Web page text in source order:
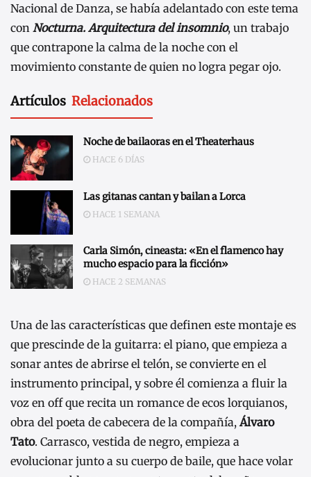
Nacional de Danza, se había adelantado con este tema
con Nocturna. Arquitectura del insomnio, un trabajo
que contrapone la calma de la noche con el
movimiento constante de quien no logra pegar ojo.
Artículos Relacionados
Noche de bailaoras en el Theaterhaus
HACE 6 DÍAS
Las gitanas cantan y bailan a Lorca
HACE 1 SEMANA
Carla Simón, cineasta: «En el flamenco hay
mucho espacio para la ficción»
HACE 2 SEMANAS
Una de las características que definen este montaje es
que prescinde de la guitarra: el piano, que empieza a
sonar antes de abrirse el telón, se convierte en el
instrumento principal, y sobre él comienza a fluir la
voz en off que recita un romance de ecos lorquianos,
obra del poeta de cabecera de la compañía,Álvaro
Tato. Carrasco, vestida de negro, empieza a
evolucionar junto a su cuerpo de baile, que hace volar